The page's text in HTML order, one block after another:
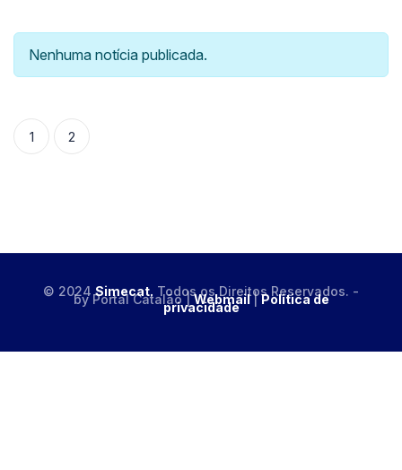
Nenhuma notícia publicada.
1 2
© 2024Simecat. Todos os Direitos Reservados. -
by Portal Catalão |Webmail|Politica de
privacidade